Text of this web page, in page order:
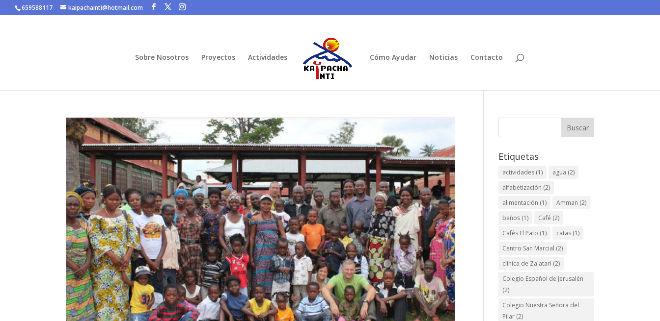
659588117 kaipachainti@hotmail.com
Sobre Nosotros Proyectos Actividades Cómo Ayudar Noticias Contacto
Buscar
Etiquetas
actividades (1) agua (2)
alfabetización (2)
alimentación (1) Amman (2)
baños (1) Café (2)
Cafés El Pato (1) catas (1)
Centro San Marcial (2)
clínica de Za´atari (2)
Colegio Español de Jerusalén
(2)
Colegio Nuestra Señora del
Pilar (2)